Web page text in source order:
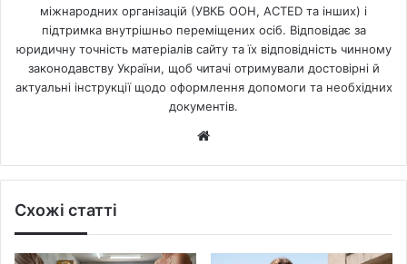
міжнародних організацій (УВКБ ООН, ACTED та інших) і
підтримка внутрішньо переміщених осіб. Відповідає за
юридичну точність матеріалів сайту та їх відповідність чинному
законодавству України, щоб читачі отримували достовірні й
актуальні інструкції щодо оформлення допомоги та необхідних
документів.
Схожі статті